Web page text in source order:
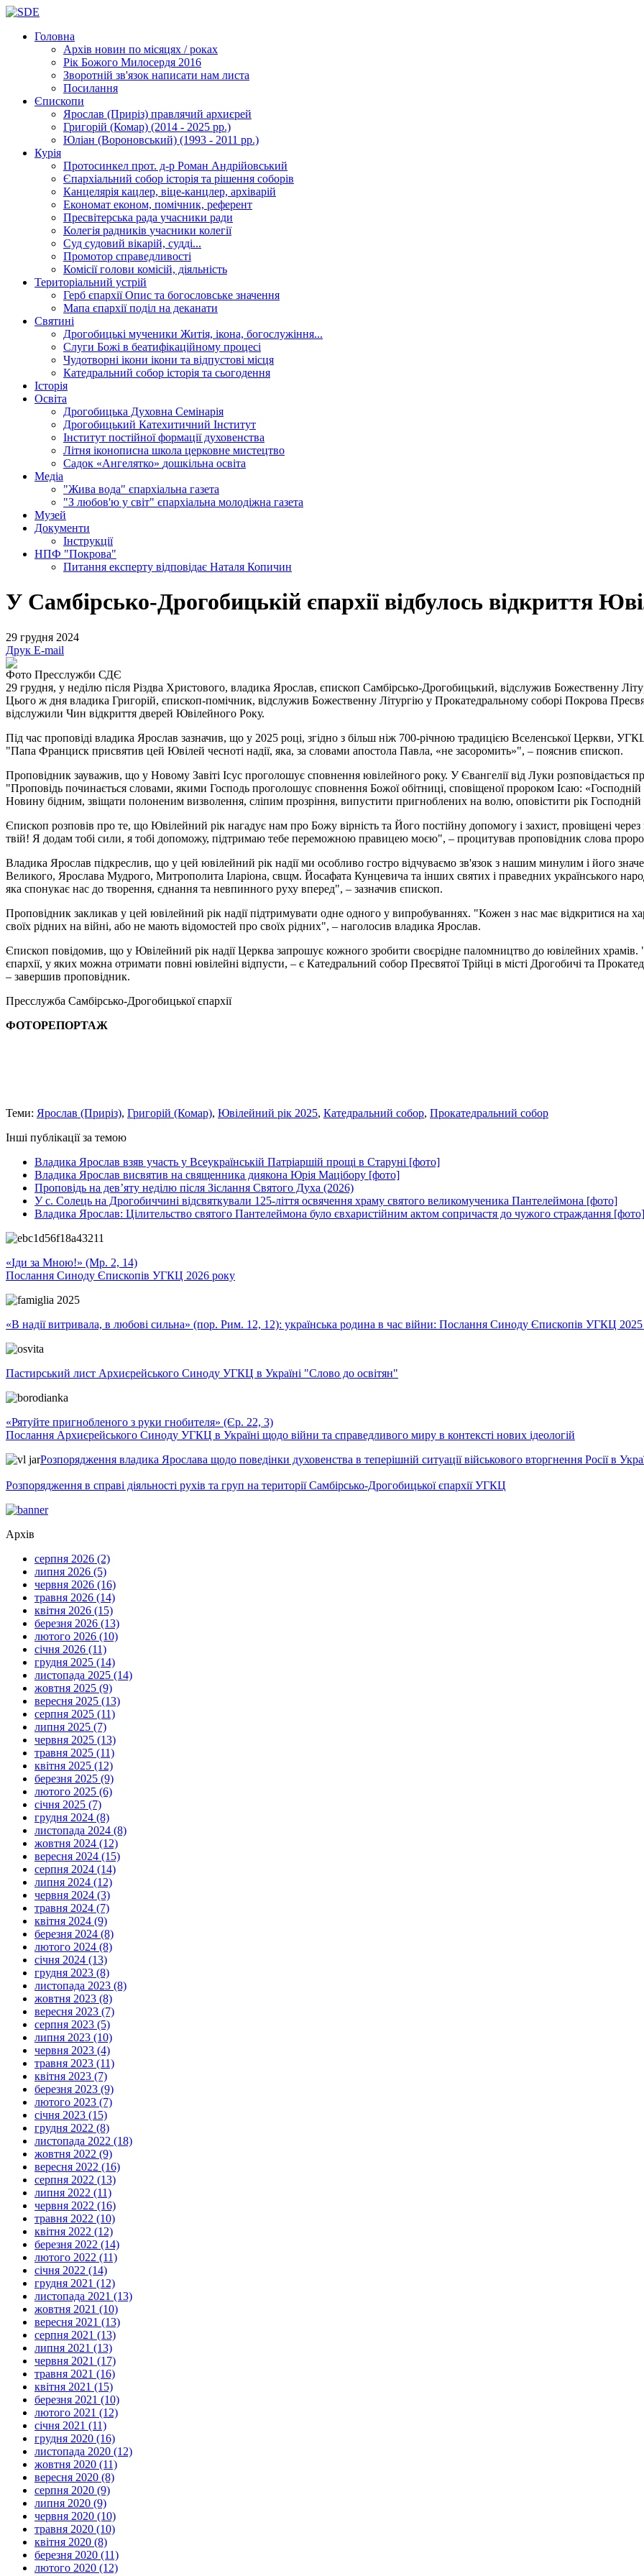
Головна
Архів новин по місяцях / роках
Рік Божого Милосердя 2016
Зворотній зв'язок написати нам листа
Посилання
Єпископи
Ярослав (Приріз) правлячий архиєрей
Григорій (Комар) (2014 - 2025 рр.)
Юліан (Вороновський) (1993 - 2011 рр.)
Курія
Протосинкел прот. д-р Роман Андрійовський
Єпархіальний собор історія та рішення соборів
Канцелярія кацлер, віце-канцлер, архіварій
Економат економ, помічник, референт
Пресвітерська рада учасники ради
Колегія радників учасники колегії
Суд судовий вікарій, судді...
Промотор справедливості
Комісіїголови комісій, діяльність
Територіальний устрій
Герб єпархіїОпис та богословське значення
Мапа єпархіїподіл на деканати
Святині
Дрогобицькі мученики Житія, ікона, богослужіння...
Слуги Божі в беатифікаційному процесі
Чудотворні ікони ікони та відпустові місця
Катедральний собор історія та сьогодення
Історія
Освіта
Дрогобицька Духовна Семінарія
Дрогобицький Катехитичний Інститут
Інститут постійної формації духовенства
Літня іконописна школа церковне мистецтво
Садок «Ангелятко» дошкільна освіта
Медіа
"Жива вода" єпархіальна газета
"З любов'ю у світ" єпархіальна молодіжна газета
Музей
Документи
Інструкції
НПФ "Покрова"
Питання експерту відповідає Наталя Копичин
У Самбірсько-Дрогобицькій єпархії відбулось відкриття
29 грудня 2024
Друк E-mail
Фото Пресслужби СДЄ
29 грудня, у неділю після Різдва Христового, владика Ярослав, єпископ Самбірсько-Дрогобицький, відслужив Божественну
Цього ж дня владика Григорій, єпископ-помічник, відслужив Божественну Літургію у Прокатедральному соборі Покрова
відслужили Чин відкриття дверей Ювілейного Року.
Під час проповіді владика Ярослав зазначив, що у 2025 році, згідно з більш ніж 700-річною традицією Вселенської Церкви,
"Папа Франциск присвятив цей Ювілей чесноті надії, яка, за словами апостола Павла, «не засоромить»", – пояснив єпископ.
Проповідник зауважив, що у Новому Завіті Ісус проголошує сповнення ювілейного року. У Євангелії від Луки розповідається
"Проповідь починається словами, якими Господь проголошує сповнення Божої обітниці, сповіщеної пророком Ісаю:
Новину бідним, звіщати полоненим визволення, сліпим прозріння, випустити пригноблених на волю, оповістити рік
Єпископ розповів про те, що Ювілейний рік нагадує нам про Божу вірність та Його постійну допомогу і захист, провіщені
твій! Я додам тобі сили, я тобі допоможу, підтримаю тебе переможною правицею моєю", – процитував проповідник слова
Владика Ярослав підкреслив, що у цей ювілейний рік надії ми особливо гостро відчуваємо зв'язок з нашим минулим і його
Великого, Ярослава Мудрого, Митрополита Іларіона, свщм. Йосафата Кунцевича та інших святих і праведних українського
яка спонукає нас до творення, єднання та невпинного руху вперед", – зазначив єпископ.
Проповідник закликав у цей ювілейний рік надії підтримувати одне одного у випробуваннях. "Кожен з нас має відкритися на
своїх рідних на війні, або не мають відомостей про своїх рідних", – наголосив владика Ярослав.
Єпископ повідомив, що у Ювілейний рік надії Церква запрошує кожного зробити своєрідне паломництво до ювілейних
єпархії, у яких можна отримати повні ювілейні відпусти, – є Катедральний собор Пресвятої Трійці в місті Дрогобичі та
– завершив проповідник.
Пресслужба Самбірсько-Дрогобицької єпархії
ФОТОРЕПОРТАЖ
Теми: Ярослав (Приріз), Григорій (Комар), Ювілейний рік 2025, Катедральний собор, Прокатедральний собор
Інші публікації за темою
Владика Ярослав взяв участь у Всеукраїнській Патріаршій прощі в Старуні [фото]
Владика Ярослав висвятив на священника диякона Юрія Мацібору [фото]
Проповідь на дев’яту неділю після Зіслання Святого Духа (2026)
У с. Солець на Дрогобиччині відсвяткували 125-ліття освячення храму святого великомученика Пантелеймона [фото]
Владика Ярослав: Цілительство святого Пантелеймона було євхаристійним актом сопричастя до чужого страждання [фото]
«Іди за Мною!» (Мр. 2, 14)
Послання Синоду Єпископів УГКЦ 2026 року
«В надії витривала, в любові сильна» (пор. Рим. 12, 12): українська родина в час війни: Послання Синоду Єпископів УГКЦ
Пастирський лист Архиєрейського Синоду УГКЦ в Україні "Слово до освітян"
«Рятуйте пригнобленого з руки гнобителя» (Єр. 22, 3)
Послання Архиєрейського Синоду УГКЦ в Україні щодо війни та справедливого миру в контексті нових ідеологій
Розпорядження владика Ярослава щодо поведінки духовенства в теперішній ситуації військового вторгнення Росії в
Розпорядження в справі діяльності рухів та груп на території Самбірсько-Дрогобицької єпархії УГКЦ
Архів
серпня 2026 (2)
липня 2026 (5)
червня 2026 (16)
травня 2026 (14)
квітня 2026 (15)
березня 2026 (13)
лютого 2026 (10)
січня 2026 (11)
грудня 2025 (14)
листопада 2025 (14)
жовтня 2025 (9)
вересня 2025 (13)
серпня 2025 (11)
липня 2025 (7)
червня 2025 (13)
травня 2025 (11)
квітня 2025 (12)
березня 2025 (9)
лютого 2025 (6)
січня 2025 (7)
грудня 2024 (8)
листопада 2024 (8)
жовтня 2024 (12)
вересня 2024 (15)
серпня 2024 (14)
липня 2024 (12)
червня 2024 (3)
травня 2024 (7)
квітня 2024 (9)
березня 2024 (8)
лютого 2024 (8)
січня 2024 (13)
грудня 2023 (8)
листопада 2023 (8)
жовтня 2023 (8)
вересня 2023 (7)
серпня 2023 (5)
липня 2023 (10)
червня 2023 (4)
травня 2023 (11)
квітня 2023 (7)
березня 2023 (9)
лютого 2023 (7)
січня 2023 (15)
грудня 2022 (8)
листопада 2022 (18)
жовтня 2022 (9)
вересня 2022 (16)
серпня 2022 (13)
липня 2022 (11)
червня 2022 (16)
травня 2022 (10)
квітня 2022 (12)
березня 2022 (14)
лютого 2022 (11)
січня 2022 (14)
грудня 2021 (12)
листопада 2021 (13)
жовтня 2021 (10)
вересня 2021 (13)
серпня 2021 (13)
липня 2021 (13)
червня 2021 (17)
травня 2021 (16)
квітня 2021 (15)
березня 2021 (10)
лютого 2021 (12)
січня 2021 (11)
грудня 2020 (16)
листопада 2020 (12)
жовтня 2020 (11)
вересня 2020 (8)
серпня 2020 (9)
липня 2020 (9)
червня 2020 (10)
травня 2020 (10)
квітня 2020 (8)
березня 2020 (11)
лютого 2020 (12)